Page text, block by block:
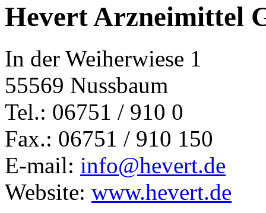
Hevert Arzneimittel
In der Weiherwiese 1
55569 Nussbaum
Tel.: 06751 / 910 0
Fax.: 06751 / 910 150
E-mail: info@hevert.de
Website: www.hevert.de